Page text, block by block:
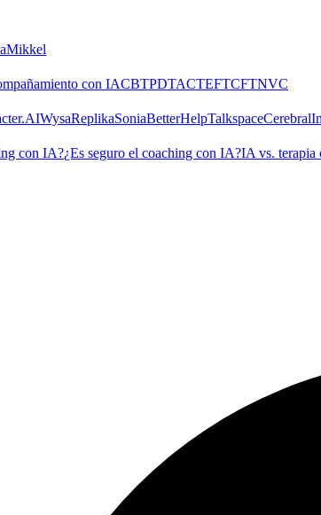
Mikkel
con IACBTPDTACTEFTCFTNVC
WysaReplikaSoniaBetterHelpTalkspaceCerebral
con IA?¿Es seguro el coaching con IA?IA vs. terapia